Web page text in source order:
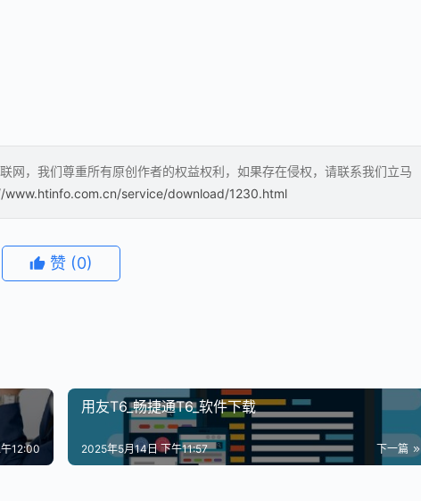
网，我们尊重所有原创作者的权益权利，如果存在侵权，请联系我们立马
www.htinfo.com.cn/service/download/1230.html
赞 (0)
12:00
用友T6_畅捷通T6_软件下载
下一篇
2025年5月14日 下午11:57